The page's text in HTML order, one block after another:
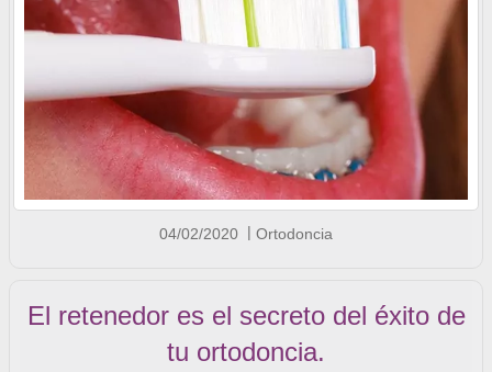
04/02/2020 Ortodoncia
El retenedor es el secreto del éxito de
tu ortodoncia.